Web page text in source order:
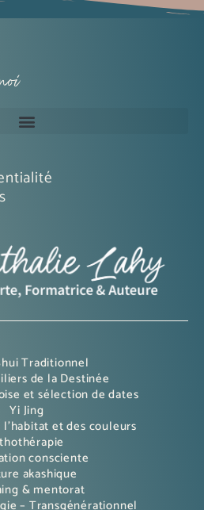
Traditionnel
de la Destinée
et sélection de dates
Yi Jing
et des couleurs
consciente
akashique
& mentorat
– Transgénérationnel